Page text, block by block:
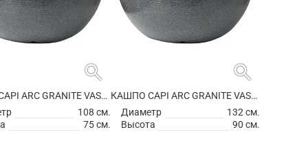
search
КАШПО CAPI ARC GRANITE VASE BALL ANTHRACITE
108 см.
75 см.
search
КАШПО CAPI ARC GRANITE VASE BALL ANTHRACITE
Диаметр
132 см.
Высота
90 см.